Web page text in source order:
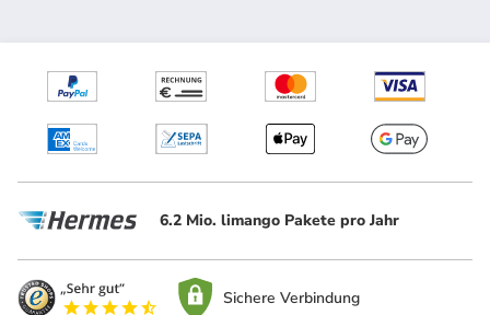
6.2 Mio. limango Pakete pro Jahr
Sichere Verbindung